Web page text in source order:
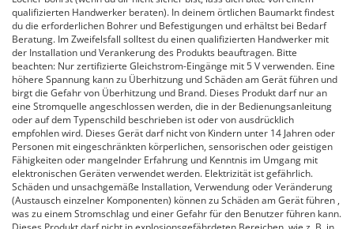
qualifizierten Handwerker beraten). In deinem örtlichen Baumarkt findest
du die erforderlichen Bohrer und Befestigungen und erhältst bei Bedarf
Beratung. Im Zweifelsfall solltest du einen qualifizierten Handwerker mit
der Installation und Verankerung des Produkts beauftragen. Bitte
beachten: Nur zertifizierte Gleichstrom-Eingänge mit 5 V verwenden. Eine
höhere Spannung kann zu Überhitzung und Schäden am Gerät führen und
birgt die Gefahr von Überhitzung und Brand. Dieses Produkt darf nur an
eine Stromquelle angeschlossen werden, die in der Bedienungsanleitung
oder auf dem Typenschild beschrieben ist oder von ausdrücklich
empfohlen wird. Dieses Gerät darf nicht von Kindern unter 14 Jahren oder
Personen mit eingeschränkten körperlichen, sensorischen oder geistigen
Fähigkeiten oder mangelnder Erfahrung und Kenntnis im Umgang mit
elektronischen Geräten verwendet werden. Elektrizität ist gefährlich.
Schäden und unsachgemäße Installation, Verwendung oder Veränderung
(Austausch einzelner Komponenten) können zu Schäden am Gerät führen ,
was zu einem Stromschlag und einer Gefahr für den Benutzer führen kann.